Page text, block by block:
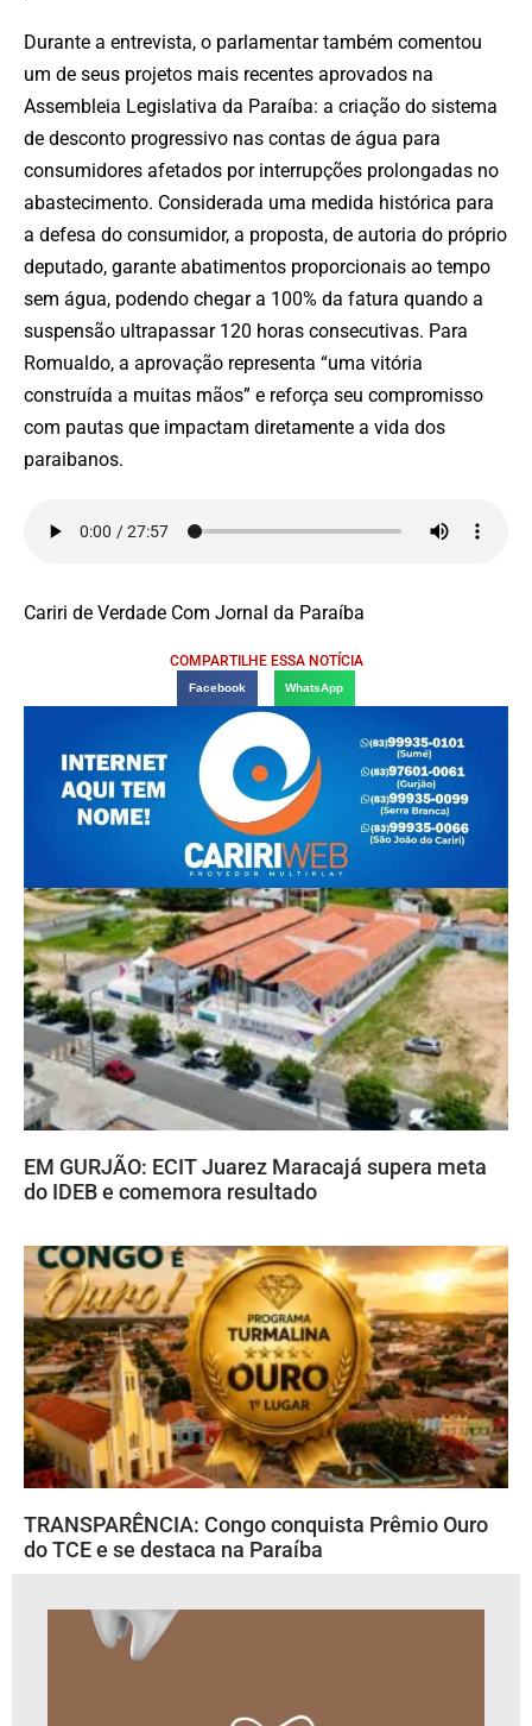
Durante a entrevista, o parlamentar também comentou
um de seus projetos mais recentes aprovados na
Assembleia Legislativa da Paraíba: a criação do sistema
de desconto progressivo nas contas de água para
consumidores afetados por interrupções prolongadas no
abastecimento. Considerada uma medida histórica para
a defesa do consumidor, a proposta, de autoria do próprio
deputado, garante abatimentos proporcionais ao tempo
sem água, podendo chegar a 100% da fatura quando a
suspensão ultrapassar 120 horas consecutivas. Para
Romualdo, a aprovação representa “uma vitória
construída a muitas mãos” e reforça seu compromisso
com pautas que impactam diretamente a vida dos
paraibanos.
Cariri de Verdade Com Jornal da Paraíba
COMPARTILHE ESSA NOTÍCIA
Facebook WhatsApp
EM GURJÃO: ECIT Juarez Maracajá supera meta
do IDEB e comemora resultado
TRANSPARÊNCIA: Congo conquista Prêmio Ouro
do TCE e se destaca na Paraíba